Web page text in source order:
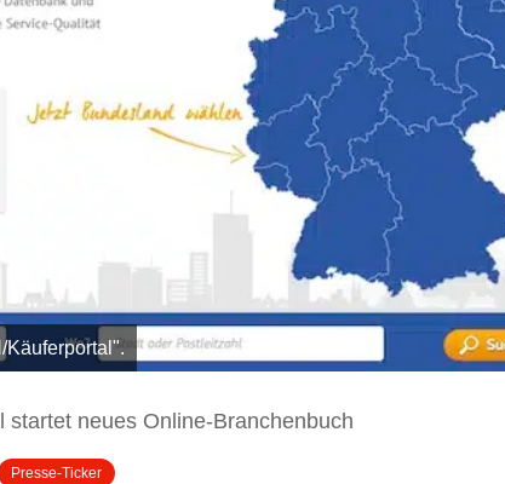
Käuferportal".
startet neues Online-Branchenbuch
Presse-Ticker